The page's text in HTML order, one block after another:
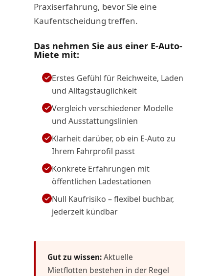
Praxiserfahrung, bevor Sie eine
Kaufentscheidung treffen.
Das nehmen Sie aus einer E-Auto-
Miete mit:
Erstes Gefühl für Reichweite, Laden
und Alltagstauglichkeit
Vergleich verschiedener Modelle
und Ausstattungslinien
Klarheit darüber, ob ein E-Auto zu
Ihrem Fahrprofil passt
Konkrete Erfahrungen mit
öffentlichen Ladestationen
Null Kaufrisiko – flexibel buchbar,
jederzeit kündbar
Gut zu wissen:Aktuelle
Mietflotten bestehen in der Regel